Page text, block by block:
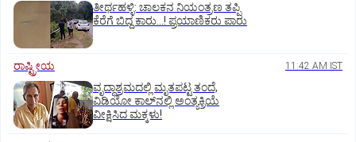
ತೀರ್ಥಹಳ್ಳಿ: ಚಾಲಕನ ನಿಯಂತ್ರಣ ತಪ್ಪಿ
ಕೆರೆಗೆ ಬಿದ್ದ ಕಾರು...! ಪ್ರಯಾಣಿಕರು ಪಾರು
ರಾಷ್ಟ್ರೀಯ 11:42 AM IST
ವೃದ್ಧಾಶ್ರಮದಲ್ಲಿ ಮೃತಪಟ್ಟ ತಂದೆ,
ವಿಡಿಯೋ ಕಾಲ್‌ನಲ್ಲಿ ಅಂತ್ಯಕ್ರಿಯೆ
ವೀಕ್ಷಿಸಿದ ಮಕ್ಕಳು!